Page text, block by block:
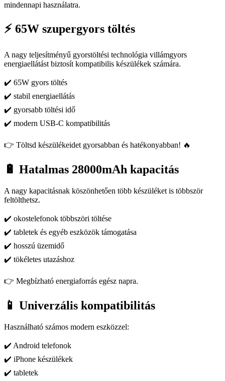
mindennapi használatra.
⚡ 65W szupergyors töltés
A nagy teljesítményű gyorstöltési technológia villámgyors
energiaellátást biztosít kompatibilis készülékek számára.
✔️ 65W gyors töltés
✔️ stabil energiaellátás
✔️ gyorsabb töltési idő
✔️ modern USB-C kompatibilitás
👉 Töltsd készülékeidet gyorsabban és hatékonyabban! 🔥
🔋 Hatalmas 28000mAh kapacitás
A nagy kapacitásnak köszönhetően több készüléket is többször
feltölthetsz.
✔️ okostelefonok többszöri töltése
✔️ tabletek és egyéb eszközök támogatása
✔️ hosszú üzemidő
✔️ tökéletes utazáshoz
👉 Megbízható energiaforrás egész napra.
📱 Univerzális kompatibilitás
Használható számos modern eszközzel:
✔️ Android telefonok
✔️ iPhone készülékek
✔️ tabletek